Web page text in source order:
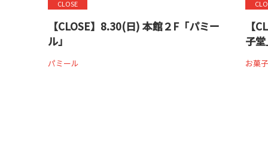
CLOSE
【CLOSE】8.30(日) 本館２F「パミー
ル」
パミール
【
子
お菓